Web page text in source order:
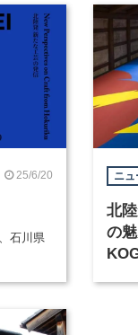
25/6/20
石川県
ニュ
北
の